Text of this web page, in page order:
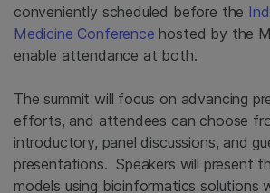
conveniently scheduled before the
Medicine Conference hosted by the
enable attendance at both.
The summit will focus on advancing
efforts, and attendees can choose
introductory, panel discussions, and
presentations. Speakers will present
models using bioinformatics solutions